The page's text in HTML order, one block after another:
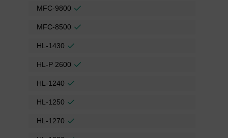
MFC-9800
MFC-8500
HL-1430
HL-P 2600
HL-1240
HL-1250
HL-1270